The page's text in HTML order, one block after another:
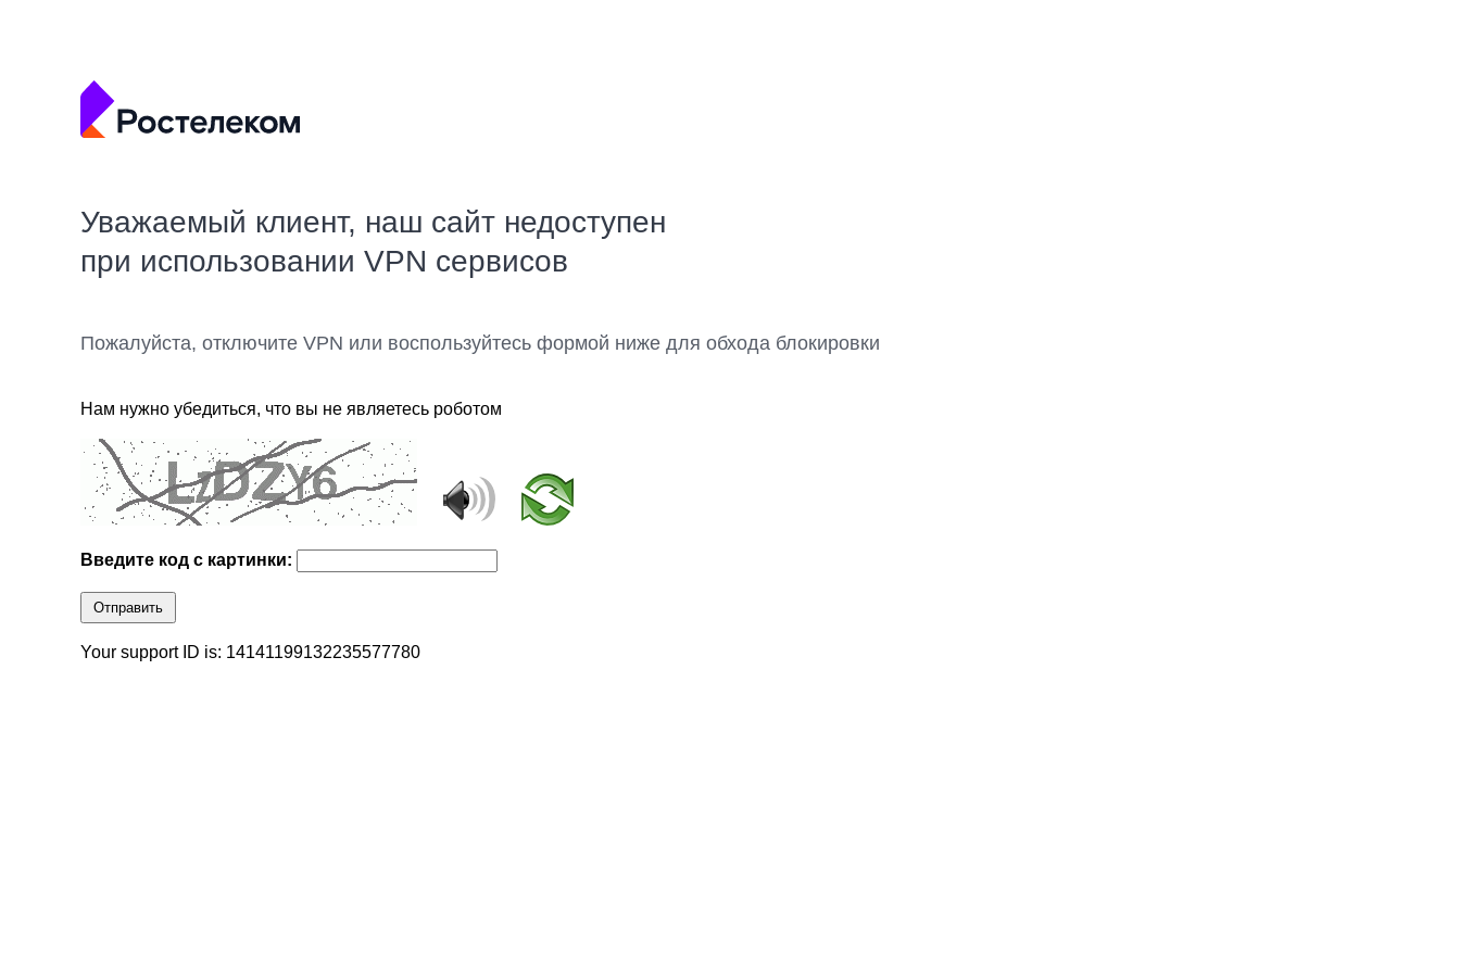
Уважаемый клиент, наш сайт недоступен
при использовании VPN сервисов
Пожалуйста, отключите VPN или воспользуйтесь формой ниже для обхода блокировки
Нам нужно убедиться, что вы не являетесь роботом
Введите код с картинки:
Отправить
Your support ID is: 14141199132235577780